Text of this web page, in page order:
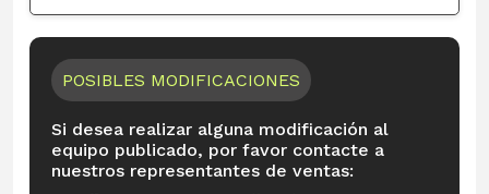
POSIBLES MODIFICACIONES
Si desea realizar alguna modificación al
equipo publicado, por favor contacte a
nuestros representantes de ventas: